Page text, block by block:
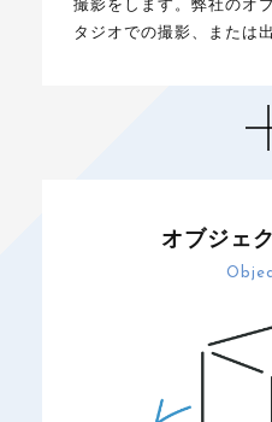
撮影をします。弊社のオ
タジオでの撮影、または
オブジェ